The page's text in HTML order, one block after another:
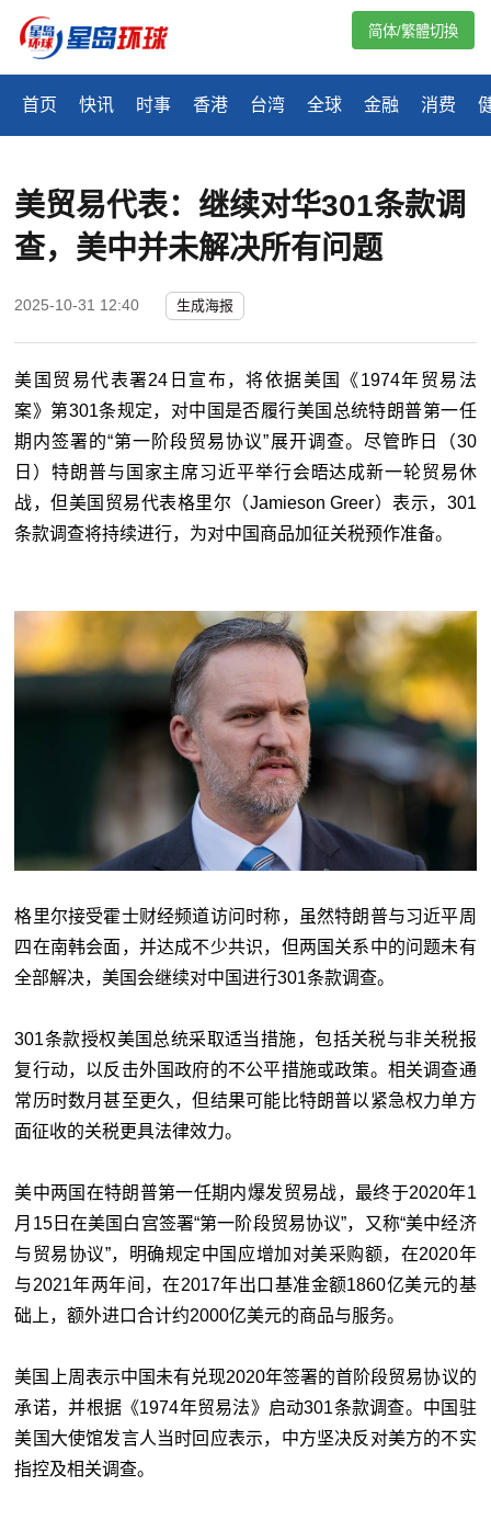
首页 快讯 时事 香港 台湾 全球 金融 消费
简体/繁體切換
美贸易代表：继续对华301条款调
查，美中并未解决所有问题
2025-10-31 12:40 生成海报
美国贸易代表署24日宣布，将依据美国《1974年贸易法
案》第301条规定，对中国是否履行美国总统特朗普第一任
期内签署的“第一阶段贸易协议”展开调查。尽管昨日（30
日）特朗普与国家主席习近平举行会晤达成新一轮贸易休
战，但美国贸易代表格里尔（Jamieson Greer）表示，301
条款调查将持续进行，为对中国商品加征关税预作准备。
格里尔接受霍士财经频道访问时称，虽然特朗普与习近平周
四在南韩会面，并达成不少共识，但两国关系中的问题未有
全部解决，美国会继续对中国进行301条款调查。
301条款授权美国总统采取适当措施，包括关税与非关税报
复行动，以反击外国政府的不公平措施或政策。相关调查通
常历时数月甚至更久，但结果可能比特朗普以紧急权力单方
面征收的关税更具法律效力。
美中两国在特朗普第一任期内爆发贸易战，最终于2020年1
月15日在美国白宫签署“第一阶段贸易协议”，又称“美中经济
与贸易协议”，明确规定中国应增加对美采购额，在2020年
与2021年两年间，在2017年出口基准金额1860亿美元的基
础上，额外进口合计约2000亿美元的商品与服务。
美国上周表示中国未有兑现2020年签署的首阶段贸易协议的
承诺，并根据《1974年贸易法》启动301条款调查。中国驻
美国大使馆发言人当时回应表示，中方坚决反对美方的不实
指控及相关调查。